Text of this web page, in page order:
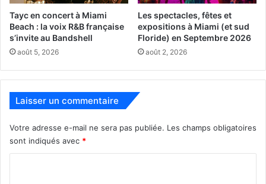
les 30 ans !
Le tout était animé par les chansons françaises de Michel
Chatillon.
NB : Il y aura aussi une St Jean, organisée par le journalLe
Courrier des Amériques, le 24 juin
www.canadafloridachamber.com
Consulat général du Canada
Tayc en concert à Miami
Beach : la voix R&B française
s’invite au Bandshell
août 5, 2026
Les spectacles, fêtes et
expositions à Miami (et sud
Floride) en Septembre 2026
août 2, 2026
Laisser un commentaire
Votre adresse e-mail ne sera pas publiée. Les champs obligatoires
sont indiqués avec *